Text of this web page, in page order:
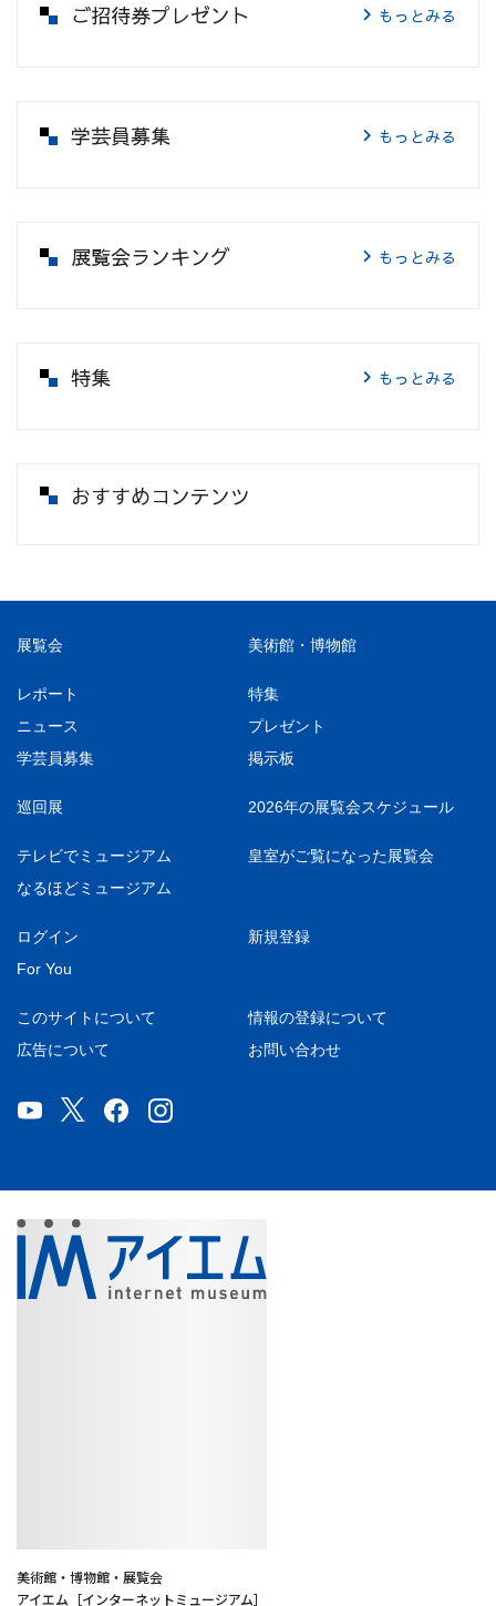
ご招待券プレゼント もっとみる
学芸員募集 もっとみる
展覧会ランキング もっとみる
特集 もっとみる
おすすめコンテンツ
展覧会 美術館・博物館
レポート
特集
ニュース
プレゼント
学芸員募集
掲示板
巡回展 2026年の展覧会スケジュール
テレビでミュージアム
皇室がご覧になった展覧会
なるほどミュージアム
ログイン
新規登録
For You
このサイトについて
情報の登録について
広告について
お問い合わせ
美術館・博物館・展覧会
アイエム［インターネットミュージアム］